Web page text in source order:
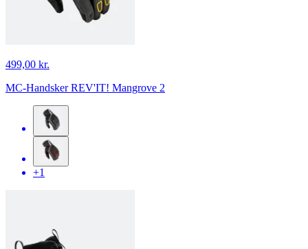
499,00 kr.
MC-Handsker REV'IT! Mangrove 2
+1